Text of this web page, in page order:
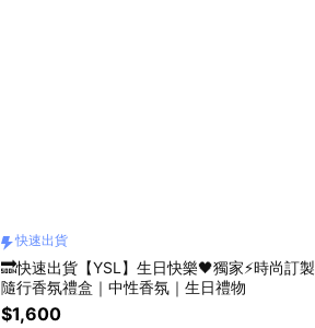
快速出貨
🔜快速出貨【YSL】生日快樂🖤獨家⚡時尚訂製
隨行香氛禮盒｜中性香氛｜生日禮物
$1,600